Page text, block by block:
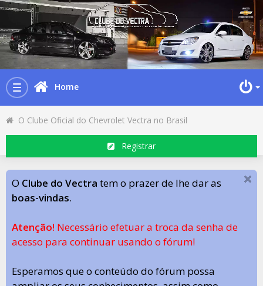
Toggle
navigation
Home
O Clube Oficial do Chevrolet Vectra no Brasil
Registrar
O Clube do Vectra tem o prazer de lhe dar as
boas-vindas.
Atenção! Necessário efetuar a troca da senha de
acesso para continuar usando o fórum!
Esperamos que o conteúdo do fórum possa